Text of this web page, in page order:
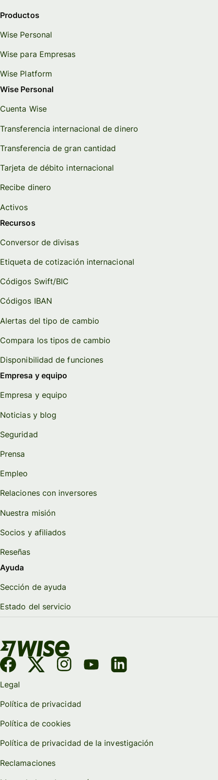
Productos
Wise Personal
Wise para Empresas
Wise Platform
Wise Personal
Cuenta Wise
Transferencia internacional de dinero
Transferencia de gran cantidad
Tarjeta de débito internacional
Recibe dinero
Activos
Recursos
Conversor de divisas
Etiqueta de cotización internacional
Códigos Swift/BIC
Códigos IBAN
Alertas del tipo de cambio
Compara los tipos de cambio
Disponibilidad de funciones
Empresa y equipo
Empresa y equipo
Noticias y blog
Seguridad
Prensa
Empleo
Relaciones con inversores
Nuestra misión
Socios y afiliados
Reseñas
Ayuda
Sección de ayuda
Estado del servicio
Legal
Política de privacidad
Política de cookies
Política de privacidad de la investigación
Reclamaciones